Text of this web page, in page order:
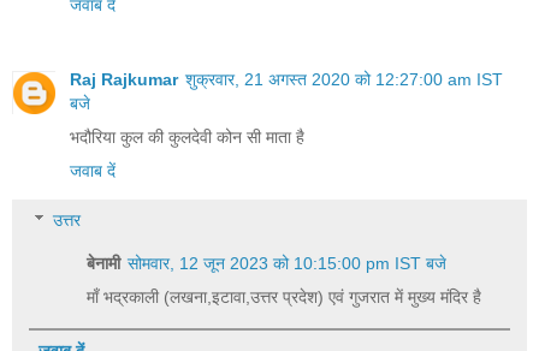
जवाब दें
Raj Rajkumar शुक्रवार, 21 अगस्त 2020 को 12:27:00 am IST
बजे
भदौरिया कुल की कुलदेवी कोन सी माता है
जवाब दें
उत्तर
बेनामी सोमवार, 12 जून 2023 को 10:15:00 pm IST बजे
माँ भद्रकाली (लखना,इटावा,उत्तर प्रदेश) एवं गुजरात में मुख्य मंदिर है